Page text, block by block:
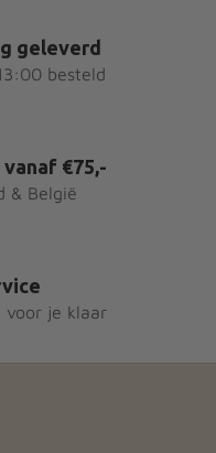
geleverd
besteld
€75,-
& België
voor je klaar